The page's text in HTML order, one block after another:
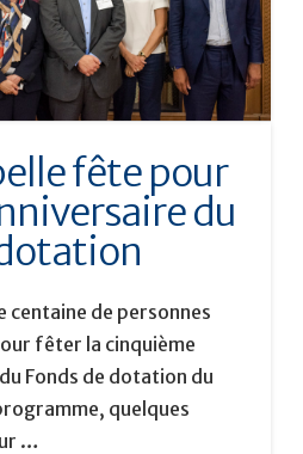
fête pour
du
centaine de personnes
fêter la cinquième
Fonds de dotation du
quelques
…